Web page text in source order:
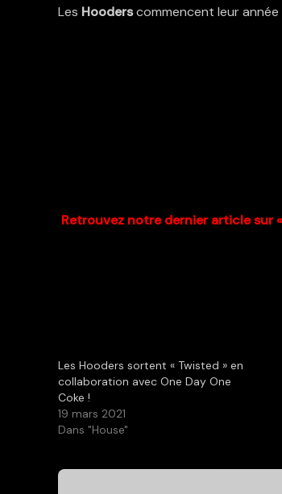
Les Hooderscommencent leur année
Retrouvez notre dernier article sur
Les Hooders sortent « Twisted » en
collaboration avec One Day One
Coke !
19 mars 2021
Dans "House"